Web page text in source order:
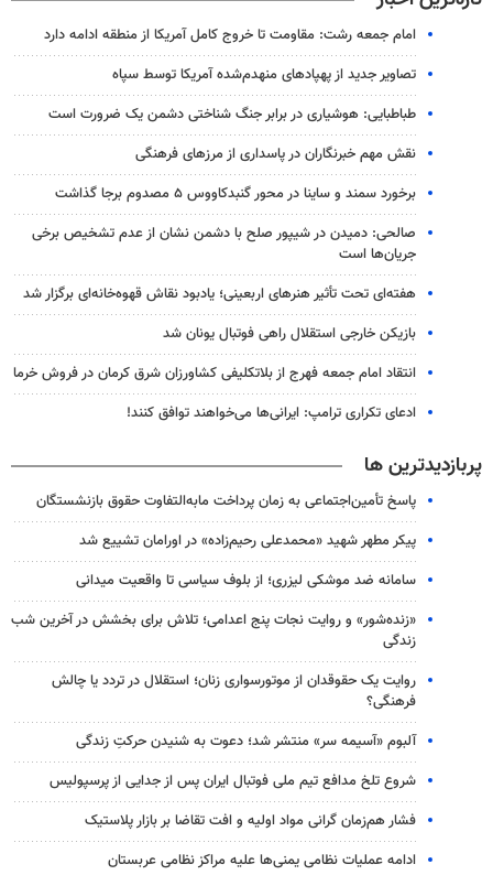
امام جمعه رشت: مقاومت تا خروج کامل آمریکا از منطقه ادامه دارد
تصاویر جدید از پهپادهای منهدم‌شده آمریکا توسط سپاه
طباطبایی: هوشیاری در برابر جنگ شناختی دشمن یک ضرورت است
نقش مهم خبرنگاران در پاسداری از مرزهای فرهنگی
برخورد سمند و ساینا در محور گنبدکاووس ۵ مصدوم برجا گذاشت
صالحی: دمیدن در شیپور صلح با دشمن نشان از عدم تشخیص برخی
جریان‌ها است
هفته‌ای تحت تأثیر هنرهای اربعینی؛ یادبود نقاش قهوه‌خانه‌ای برگزار شد
بازیکن خارجی استقلال راهی فوتبال یونان شد
انتقاد امام جمعه فهرج از بلاتکلیفی کشاورزان شرق کرمان در فروش خرما
ادعای تکراری ترامپ: ایرانی‌ها می‌خواهند توافق کنند!
پربازدیدترین ها
پاسخ تأمین‌اجتماعی به زمان پرداخت مابه‌التفاوت حقوق بازنشستگان
پیکر مطهر شهید «محمدعلی رحیم‌زاده» در اورامان تشییع شد
سامانه ضد موشکی لیزری؛ از بلوف سیاسی تا واقعیت میدانی
«زنده‌شور» و روایت نجات پنج اعدامی؛ تلاش برای بخشش در آخرین شب
زندگی
روایت یک حقوقدان از موتورسواری زنان؛ استقلال در تردد یا چالش
فرهنگی؟
آلبوم «آسیمه سر» منتشر شد؛ دعوت به شنیدن حرکتِ زندگی
شروع تلخ مدافع تیم ملی فوتبال ایران پس از جدایی از پرسپولیس
فشار هم‌زمان گرانی مواد اولیه و افت تقاضا بر بازار پلاستیک
ادامه عملیات نظامی یمنی‌ها علیه مراکز نظامی عربستان